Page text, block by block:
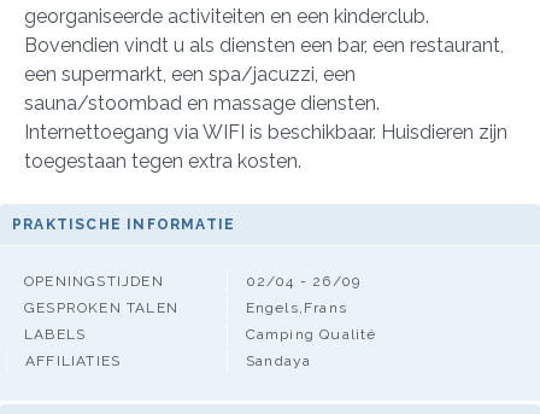
georganiseerde activiteiten en een kinderclub.
Bovendien vindt u als diensten een bar, een restaurant,
een supermarkt, een spa/jacuzzi, een
sauna/stoombad en massage diensten.
Internettoegang via WIFI is beschikbaar. Huisdieren zijn
toegestaan tegen extra kosten.
PRAKTISCHE INFORMATIE
OPENINGSTIJDEN
02/04 - 26/09
GESPROKEN TALEN
Engels,Frans
LABELS
Camping Qualité
AFFILIATIES
Sandaya